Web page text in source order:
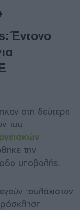
Έντονο
στη δεύτερη
του
την
υποβολής.
τουλάχιστον